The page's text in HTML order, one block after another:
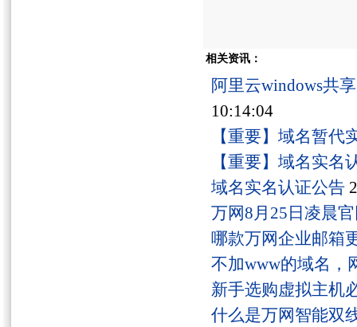
相关资讯：
阿里云windows共
10:14:04
【重要】域名暂代
【重要】域名实名
域名实名认证公告
万网8月25日凌晨
哪款万网企业邮箱
不加www的域名，
新手选购虚拟主机
什么是万网智能双